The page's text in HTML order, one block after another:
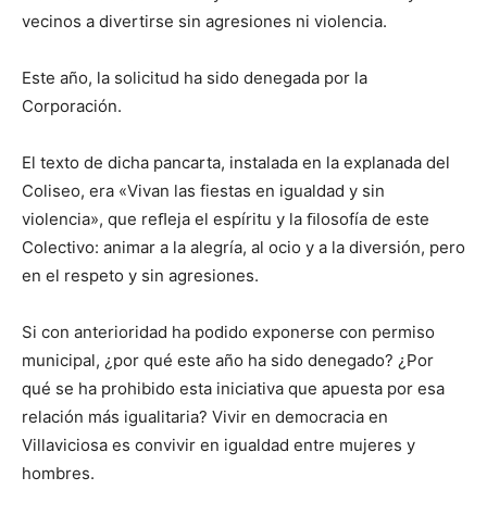
vecinos a divertirse sin agresiones ni violencia.
Este año, la solicitud ha sido denegada por la
Corporación.
El texto de dicha pancarta, instalada en la explanada del
Coliseo, era «Vivan las fiestas en igualdad y sin
violencia», que reﬂeja el espíritu y la ﬁlosofía de este
Colectivo: animar a la alegría, al ocio y a la diversión, pero
en el respeto y sin agresiones.
Si con anterioridad ha podido exponerse con permiso
municipal, ¿por qué este año ha sido denegado? ¿Por
qué se ha prohibido esta iniciativa que apuesta por esa
relación más igualitaria? Vivir en democracia en
Villaviciosa es convivir en igualdad entre mujeres y
hombres.